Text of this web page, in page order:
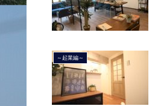
～起業編～